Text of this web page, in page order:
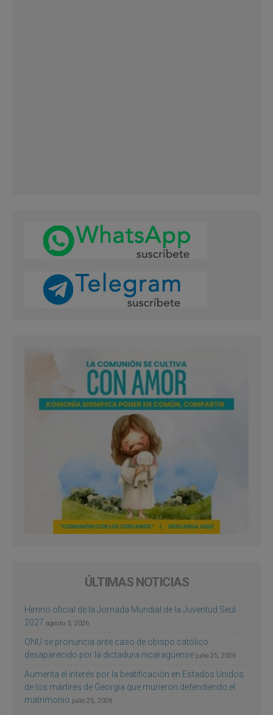
ÚLTIMAS NOTICIAS
Himno oficial de la Jornada Mundial de la Juventud Seúl
2027 agosto 3, 2026
ONU se pronuncia ante caso de obispo católico
desaparecido por la dictadura nicaragüense julio 25, 2026
Aumenta el interés por la beatificación en Estados Unidos
de los mártires de Georgia que murieron defendiendo el
matrimonio julio 25, 2026